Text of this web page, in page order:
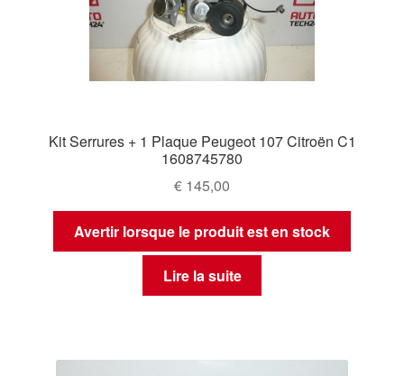
Kit Serrures + 1 Plaque Peugeot 107 Citroën C1
1608745780
€ 145,00
Avertir lorsque le produit est en stock
Lire la suite